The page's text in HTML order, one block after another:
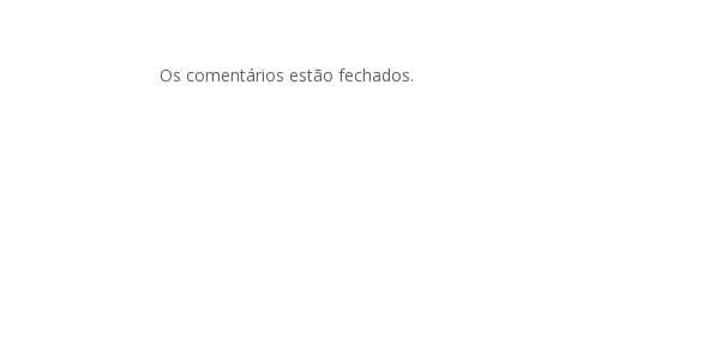
Os comentários estão fechados.